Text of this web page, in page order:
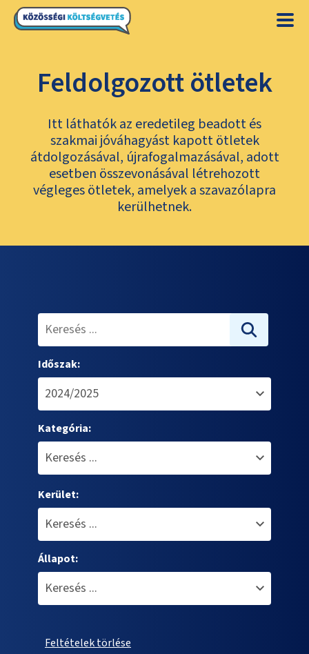
Feldolgozott ötletek
Itt láthatók az eredetileg beadott és
szakmai jóváhagyást kapott ötletek
átdolgozásával, újrafogalmazásával, adott
esetben összevonásával létrehozott
végleges ötletek, amelyek a szavazólapra
kerülhetnek.
Időszak:
Kategória:
Kerület:
Állapot:
Feltételek törlése